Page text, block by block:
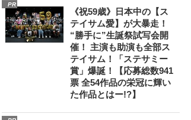
PR
《祝59歳》日本中の【ス
テイサム愛】が大暴走！
“勝手に”生誕祭試写会開
催！ 主演も助演も全部ス
テイサム！「ステサミー
賞」爆誕！【応募総数941
票 全54作品の栄冠に輝い
た作品とはー!?】